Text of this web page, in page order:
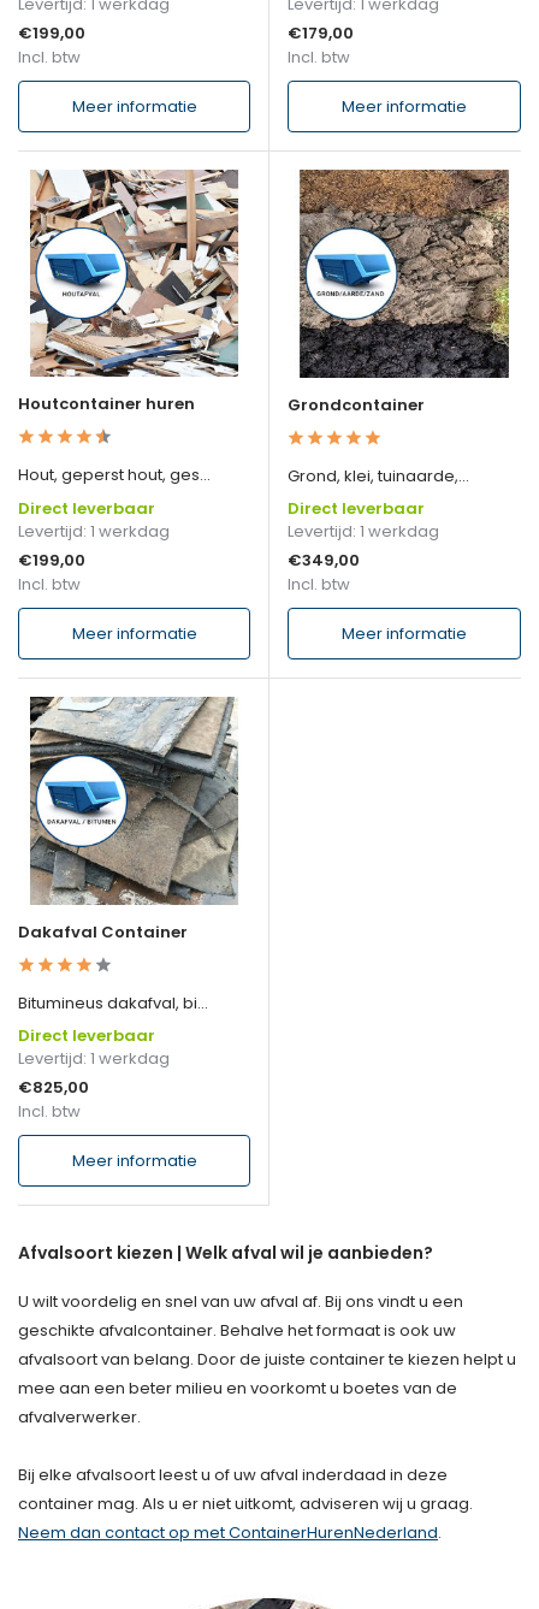
€199,00
Incl. btw
Meer informatie
€179,00
Incl. btw
Meer informatie
Houtcontainer huren
Hout, geperst hout, ges...
Direct leverbaar
Levertijd: 1 werkdag
€199,00
Incl. btw
Meer informatie
Grondcontainer
Grond, klei, tuinaarde,...
Direct leverbaar
Levertijd: 1 werkdag
€349,00
Incl. btw
Meer informatie
Dakafval Container
Bitumineus dakafval, bi...
Direct leverbaar
Levertijd: 1 werkdag
€825,00
Incl. btw
Meer informatie
Afvalsoort kiezen | Welk afval wil je aanbieden?
U wilt voordelig en snel van uw afval af. Bij ons vindt u een
geschikte afvalcontainer. Behalve het formaat is ook uw
afvalsoort van belang. Door de juiste container te kiezen helpt u
mee aan een beter milieu en voorkomt u boetes van de
afvalverwerker.
Bij elke afvalsoort leest u of uw afval inderdaad in deze
container mag. Als u er niet uitkomt, adviseren wij u graag.
Neem dan contact op met ContainerHurenNederland.